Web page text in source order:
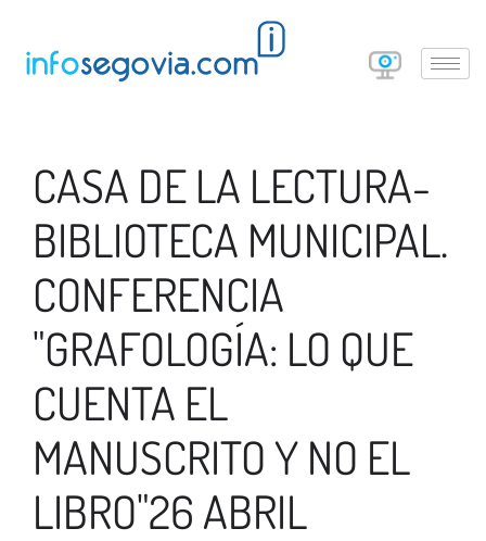
CASA DE LA LECTURA-
BIBLIOTECA MUNICIPAL.
CONFERENCIA
"GRAFOLOGÍA: LO QUE
CUENTA EL
MANUSCRITO Y NO EL
LIBRO"26 ABRIL